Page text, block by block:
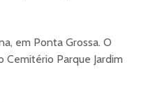
em Ponta Grossa. O
Parque Jardim